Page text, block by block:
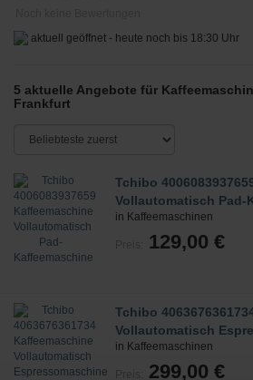
aktuell geöffnet - heute noch bis 18:30 Uhr
5 aktuelle Angebote für
Frankfurt
Tchibo
Vollautomatisch Pad-
in Kaffeemaschinen
129,00 €
Tchibo
Vollautomatisch
in Kaffeemaschinen
299,00 €